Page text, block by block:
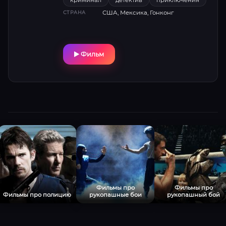
СТРАНА США, Мексика, Гонконг
Фильм
Фильмы про полицию
Фильмы про
рукопашные бои
Фильмы про
рукопашный бой